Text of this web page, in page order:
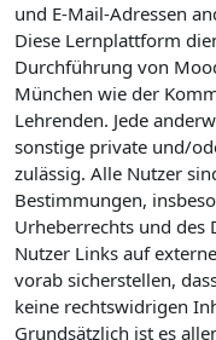
und E-Mail-Adressen
Diese Lernplattform
Durchführung von
München wie der
Lehrenden. Jede
sonstige private und/
zulässig. Alle Nutzer
Bestimmungen,
Urheberrechts und des
Nutzer Links auf
vorab sicherstellen,
keine rechtswidrigen
Grundsätzlich ist es